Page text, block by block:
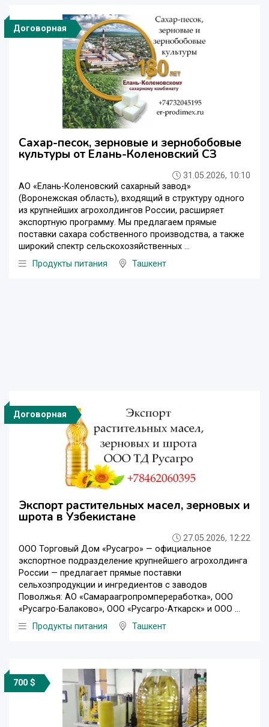
Договорная
Сахар-песок, зерновые и зернобобовые
культуры от Елань-Коленовский СЗ
31.05.2026, 10:10
АО «Елань-Коленовский сахарный завод»
(Воронежская область), входящий в структуру одного
из крупнейших агрохолдингов России, расширяет
экспортную программу. Мы предлагаем прямые
поставки сахара собственного производства, а также
широкий спектр сельскохозяйственных ...
Продукты питания
Ташкент
Договорная
Экспорт растительных масел, зерновых и
шрота в Узбекистане
27.05.2026, 12:22
ООО Торговый Дом «Русагро» — официальное
экспортное подразделение крупнейшего агрохолдинга
России — предлагает прямые поставки
сельхозпродукции и ингредиентов с заводов
Поволжья: АО «Самараагропромпереработка», ООО
«Русагро-Балаково», ООО «Русагро-Аткарск» и ООО ...
Продукты питания
Ташкент
700 $